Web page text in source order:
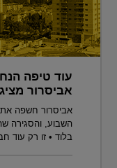
עוד טיפה
אביסרור
אביסרור חשפה את
השבוע, והסגירה
בלוד • זו רק עוד